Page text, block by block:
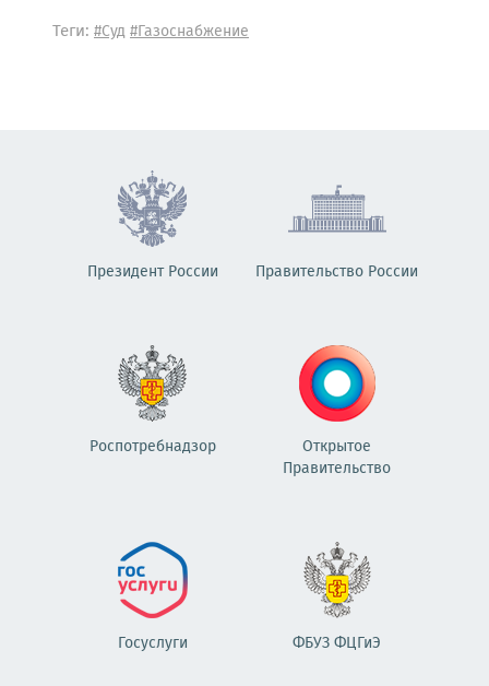
Теги: #Суд#Газоснабжение
Президент России Правительство России
Роспотребнадзор
Открытое
Правительство
Госуслуги ФБУЗ ФЦГиЭ